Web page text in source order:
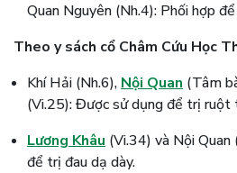
Quan Nguyên (Nh.4): Phối hợp
Theo y sách cổ Châm Cứu Học
Khí Hải (Nh.6), Nội Quan (Tâm
(Vi.25): Được sử dụng để trị ruột
Lương Khâu (Vi.34) và Nội
để trị đau dạ dày.